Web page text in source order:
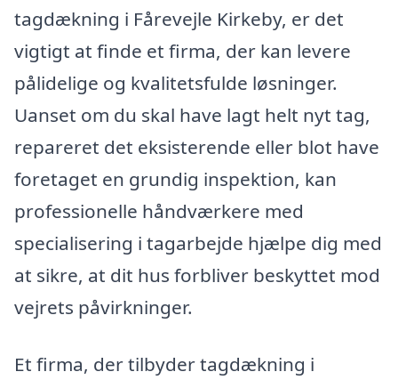
tagdækning i Fårevejle Kirkeby, er det
vigtigt at finde et firma, der kan levere
pålidelige og kvalitetsfulde løsninger.
Uanset om du skal have lagt helt nyt tag,
repareret det eksisterende eller blot have
foretaget en grundig inspektion, kan
professionelle håndværkere med
specialisering i tagarbejde hjælpe dig med
at sikre, at dit hus forbliver beskyttet mod
vejrets påvirkninger.
Et firma, der tilbyder tagdækning i